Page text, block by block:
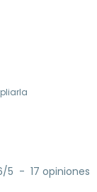
/5 - 17 opiniones